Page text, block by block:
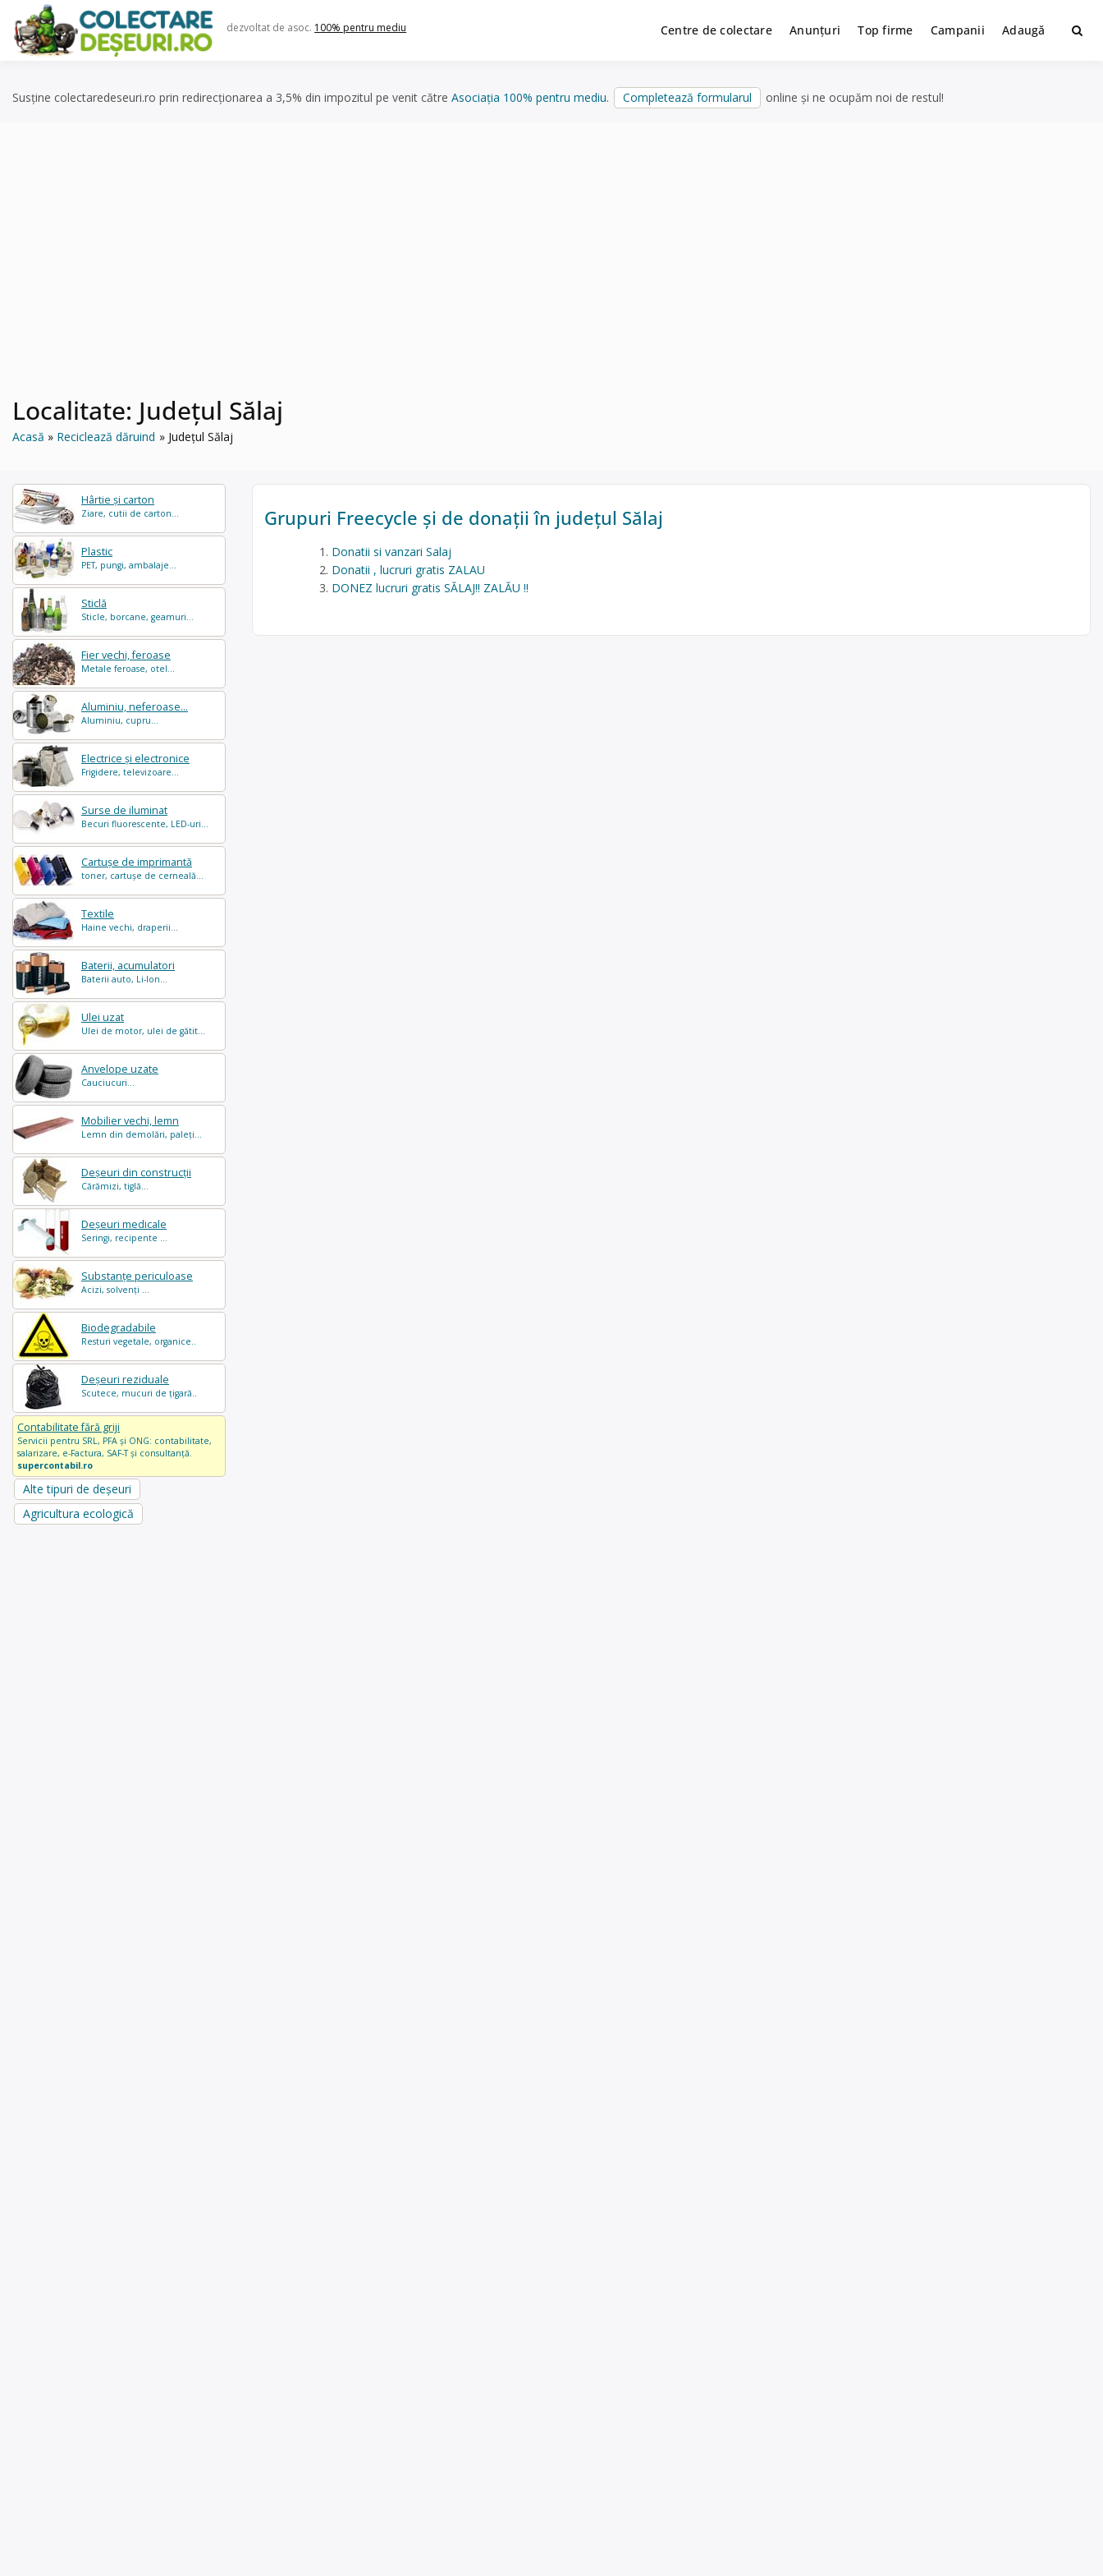
content
dezvoltat de asoc. 100% pentru mediu Centre de colectare Anunțuri Top firme Campanii Adaugă
Susține colectaredeseuri.ro prin redirecționarea a 3,5% din impozitul pe venit către Asociația 100% pentru mediu. Completează formularul online și ne ocupăm noi de restul!
Localitate: Județul Sălaj
Acasă Reciclează dăruind Județul Sălaj
Hârtie și carton
Ziare, cutii de carton...
Plastic
PET, pungi, ambalaje...
Sticlă
Sticle, borcane, geamuri...
Fier vechi, feroase
Metale feroase, otel...
Aluminiu, neferoase...
Aluminiu, cupru...
Electrice și electronice
Frigidere, televizoare...
Surse de iluminat
Becuri fluorescente, LED-uri...
Cartușe de imprimantă
toner, cartușe de cerneală...
Textile
Haine vechi, draperii...
Baterii, acumulatori
Baterii auto, Li-Ion...
Ulei uzat
Ulei de motor, ulei de gătit...
Anvelope uzate
Cauciucuri...
Mobilier vechi, lemn
Lemn din demolări, paleți...
Deșeuri din construcții
Cărămizi, tiglă...
Deșeuri medicale
Seringi, recipente ...
Substanțe periculoase
Acizi, solvenți ...
Biodegradabile
Resturi vegetale, organice..
Deșeuri reziduale
Scutece, mucuri de țigară..
Contabilitate fără griji
Servicii pentru SRL, PFA și ONG: contabilitate,
salarizare, e-Factura, SAF-T și consultanță.
supercontabil.ro
Alte tipuri de deșeuri
Agricultura ecologică
Grupuri Freecycle și de donații în județul Sălaj
Donatii si vanzari Salaj
Donatii , lucruri gratis ZALAU
DONEZ lucruri gratis SĂLAJ‼️ ZALĂU ‼️